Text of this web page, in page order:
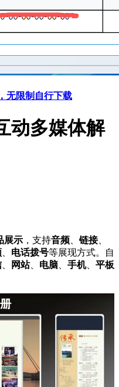
无限制自行下载
动多媒体解
展示 ，支持音频 链接、
电话拨号等展现方式。自
、 网站、 电脑 手机、 平板